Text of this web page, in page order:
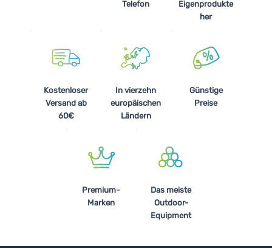
Telefon
Eigenprodukte
her
Kostenloser
Versand ab
60€
In vierzehn
europäischen
Ländern
Günstige
Preise
Premium-
Marken
Das meiste
Outdoor-
Equipment